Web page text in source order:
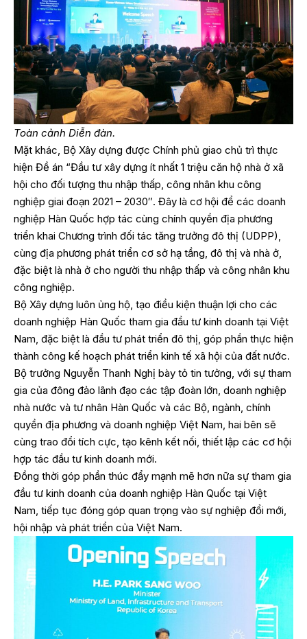
Toàn cảnh Diễn đàn.
Mặt khác, Bộ Xây dựng được Chính phủ giao chủ trì thực
hiện Đề án “Đầu tư xây dựng ít nhất 1 triệu căn hộ nhà ở xã
hội cho đối tượng thu nhập thấp, công nhân khu công
nghiệp giai đoạn 2021 – 2030″. Đây là cơ hội để các doanh
nghiệp Hàn Quốc hợp tác cùng chính quyền địa phương
triển khai Chương trình đối tác tăng trưởng đô thị (UDPP),
cùng địa phương phát triển cơ sở hạ tầng, đô thị và nhà ở,
đặc biệt là nhà ở cho người thu nhập thấp và công nhân khu
công nghiệp.
Bộ Xây dựng luôn ủng hộ, tạo điều kiện thuận lợi cho các
doanh nghiệp Hàn Quốc tham gia đầu tư kinh doanh tại Việt
Nam, đặc biệt là đầu tư phát triển đô thị, góp phần thực hiện
thành công kế hoạch phát triển kinh tế xã hội của đất nước.
Bộ trưởng Nguyễn Thanh Nghị bày tỏ tin tưởng, với sự tham
gia của đông đảo lãnh đạo các tập đoàn lớn, doanh nghiệp
nhà nước và tư nhân Hàn Quốc và các Bộ, ngành, chính
quyền địa phương và doanh nghiệp Việt Nam, hai bên sẽ
cùng trao đổi tích cực, tạo kênh kết nối, thiết lập các cơ hội
hợp tác đầu tư kinh doanh mới.
Đồng thời góp phần thúc đẩy mạnh mẽ hơn nữa sự tham gia
đầu tư kinh doanh của doanh nghiệp Hàn Quốc tại Việt
Nam, tiếp tục đóng góp quan trọng vào sự nghiệp đổi mới,
hội nhập và phát triển của Việt Nam.